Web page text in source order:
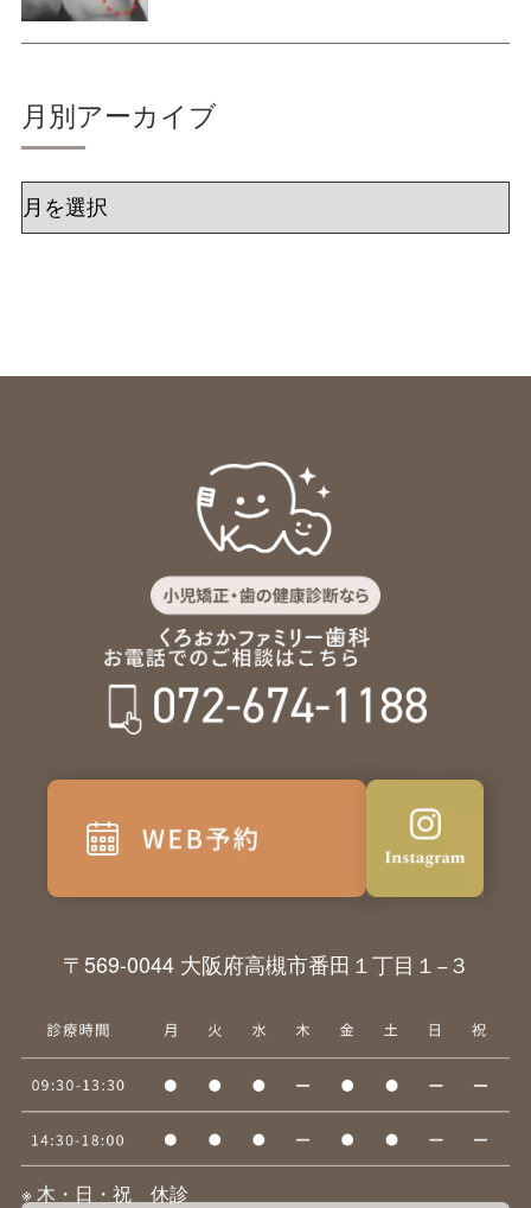
月別アーカイブ
ア
ー
〒569-0044 大阪府高槻市番田１丁目１−３
※ 木・日・祝 休診